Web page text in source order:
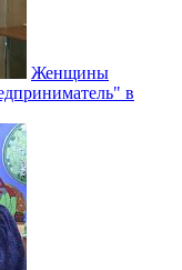
Женщины
в